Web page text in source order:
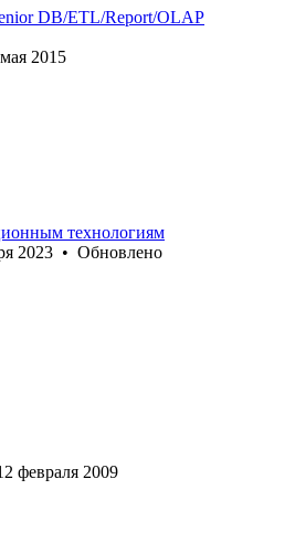
DB/ETL/Report/OLAP
2015
технологиям
2023 • Обновлено
февраля 2009